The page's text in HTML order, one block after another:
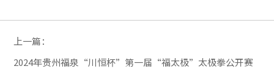
上一篇：
2024年贵州福泉“川恒杯”第一届“福太极”太极拳公开赛